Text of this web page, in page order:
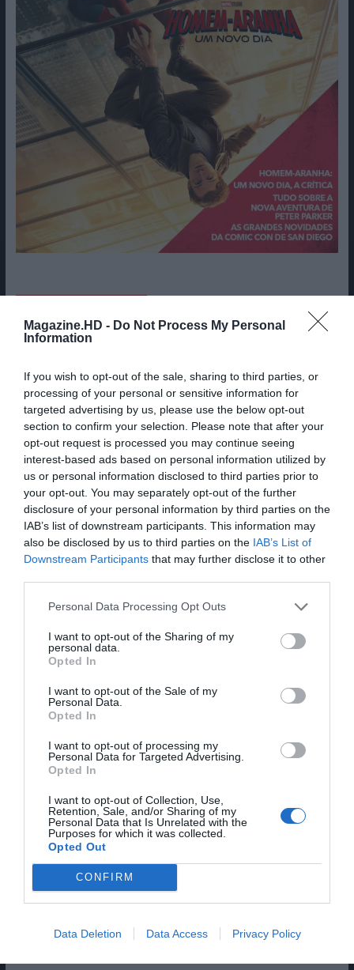
Magazine.HD - Do Not Process My Personal
Information
If you wish to opt-out of the sale, sharing to third parties, or
processing of your personal or sensitive information for
targeted advertising by us, please use the below opt-out
section to confirm your selection. Please note that after your
opt-out request is processed you may continue seeing
interest-based ads based on personal information utilized by
us or personal information disclosed to third parties prior to
your opt-out. You may separately opt-out of the further
disclosure of your personal information by third parties on the
IAB’s list of downstream participants. This information may
also be disclosed by us to third parties on the IAB’s List of
Downstream Participants that may further disclose it to other
Personal Data Processing Opt Outs
I want to opt-out of the Sharing of my
personal data.
Opted In
I want to opt-out of the Sale of my
Personal Data.
Opted In
I want to opt-out of processing my
Personal Data for Targeted Advertising.
Opted In
I want to opt-out of Collection, Use,
Retention, Sale, and/or Sharing of my
Personal Data that Is Unrelated with the
Purposes for which it was collected.
Opted Out
CONFIRM
Data Deletion Data Access Privacy Policy
Pub